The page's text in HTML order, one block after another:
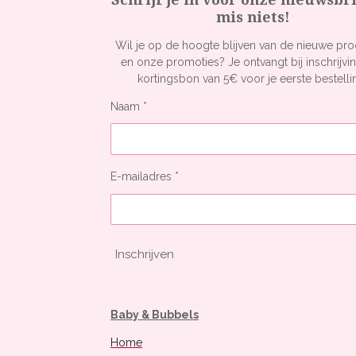
mis niets!
Wil je op de hoogte blijven van de nieuwe
en onze promoties? Je ontvangt bij
kortingsbon van 5€ voor je eerste
Naam *
E-mailadres *
Inschrijven
Baby & Bubbels
Home